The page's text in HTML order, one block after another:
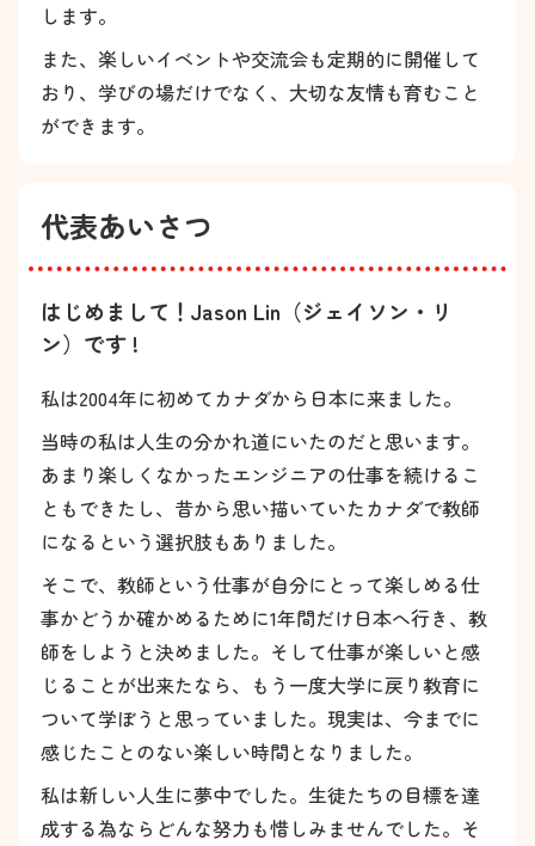
します。
また、楽しいイベントや交流会も定期的に開催して
おり、学びの場だけでなく、大切な友情も育むこと
ができます。
代表あいさつ
はじめまして！Jason Lin（ジェイソン・リ
ン）です !
私は2004年に初めてカナダから日本に来ました。
当時の私は人生の分かれ道にいたのだと思います。
あまり楽しくなかったエンジニアの仕事を続けるこ
ともできたし、昔から思い描いていたカナダで教師
になるという選択肢もありました。
そこで、教師という仕事が自分にとって楽しめる仕
事かどうか確かめるために1年間だけ日本へ行き、教
師をしようと決めました。そして仕事が楽しいと感
じることが出来たなら、もう一度大学に戻り教育に
ついて学ぼうと思っていました。現実は、今までに
感じたことのない楽しい時間となりました。
私は新しい人生に夢中でした。生徒たちの目標を達
成する為ならどんな努力も惜しみませんでした。そ